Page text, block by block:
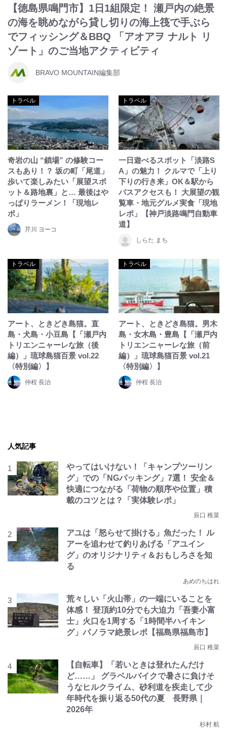
【徳島県鳴門市】1日1組限定！ 瀬戸内の絶景
の海を眺めながら貸し切りの海上筏で手ぶら
でフィッシング＆BBQ 「アオアヲ ナルト リ
ゾート」のご当地アクティビティ
BRAVO MOUNTAIN編集部
トラベル
奇岩の山 “鎖場” の修験コー
スもあり！？ 坂の町「尾道」
歩いて楽しみたい「展望スポ
ット＆路地裏」と… 最後はや
っぱりラーメン！「現地レ
ポ」
芹川 ヨーコ
トラベル
一日遊べるスポット「淡路S
A」の魅力！ クルマで「上り
下りの行き来」OK＆駅から
バスアクセスも！ 大展望の観
覧車・地元グルメ実食「現地
レポ」【神戸淡路鳴門自動車
道】
しらた まち
トラベル
アート、ときどき島猫。直
島・犬島・小豆島【「瀬戸内
トリエンニャーレな旅（後
編）」琉球島猫百景 vol.22
〈特別編〉】
仲程 長治
トラベル
アート、ときどき島猫。男木
島・女木島・豊島【「瀬戸内
トリエンニャーレな旅（前
編）」琉球島猫百景 vol.21
〈特別編〉】
仲程 長治
人気記事
やってはいけない！「キャンプツーリン
グ」での「NGパッキング」7選！ 安全＆
快適につながる「荷物の順序や位置」積
載のコツとは？「実体験レポ」
辰口 稚菜
アユは「怒らせて掛ける」魚だった！ ル
アーを追わせて釣りあげる「アユイン
グ」のオリジナリティ＆おもしろさを知
る
あめのちはれ
荒々しい「火山帯」の一端にいることを
体感！ 登頂約10分でも大迫力「吾妻小富
士」火口を1周する「1時間半ハイキン
グ」パノラマ絶景レポ【福島県福島市】
辰口 稚菜
【自転車】「若いときは登れたんだけ
ど……」 グラベルバイクで暑さに負けそ
うなヒルクライム、砂利道を疾走して少
年時代を振り返る50代の夏 長野県｜
2026年
杉村 航